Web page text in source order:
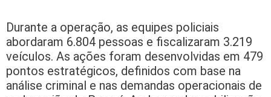
Durante a operação, as equipes policiais
abordaram 6.804 pessoas e fiscalizaram 3.219
veículos. As ações foram desenvolvidas em 479
pontos estratégicos, definidos com base na
análise criminal e nas demandas operacionais de